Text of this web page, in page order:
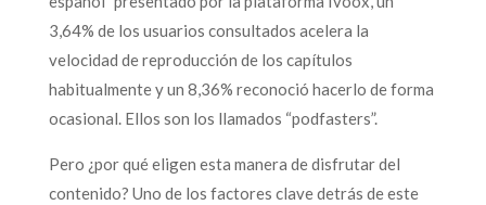
3,64% de los usuarios consultados acelera la
velocidad de reproducción de los capítulos
habitualmente y un 8,36% reconoció hacerlo de forma
ocasional. Ellos son los llamados “podfasters”.
Pero ¿por qué eligen esta manera de disfrutar del
contenido? Uno de los factores clave detrás de este